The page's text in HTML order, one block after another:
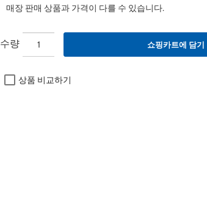
매장 판매 상품과 가격이 다를 수 있습니다.
수량 쇼핑카트에 담기
상품 비교하기